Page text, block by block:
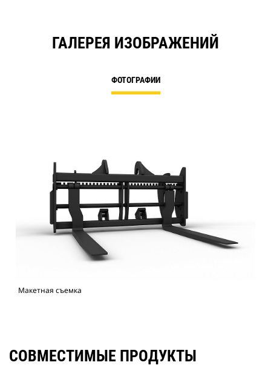
ГАЛЕРЕЯ ИЗОБРАЖЕНИЙ
ФОТОГРАФИИ
Макетная съемка
СОВМЕСТИМЫЕ ПРОДУКТЫ